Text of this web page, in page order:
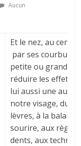
Aucun
Et le nez, au
par ses
petite ou grande
réduire les
lui aussi une autre
notre visage, du
lèvres, à la
sourire, aux
dents, aux